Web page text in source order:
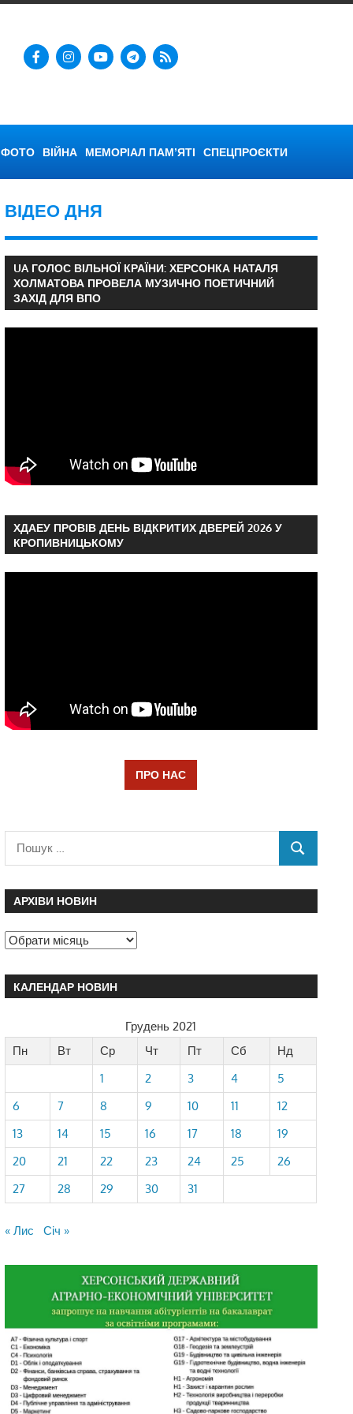
ФОТО ВІЙНА МЕМОРІАЛ ПАМ’ЯТІ СПЕЦПРОЄКТИ
ВІДЕО ДНЯ
UA ГОЛОС ВІЛЬНОЇ КРАЇНИ: ХЕРСОНКА НАТАЛЯ
ХОЛМАТОВА ПРОВЕЛА МУЗИЧНО ПОЕТИЧНИЙ
ЗАХІД ДЛЯ ВПО
ХДАЕУ ПРОВІВ ДЕНЬ ВІДКРИТИХ ДВЕРЕЙ 2026 У
КРОПИВНИЦЬКОМУ
ПРО НАС
АРХІВИ НОВИН
КАЛЕНДАР НОВИН
Грудень 2021
Пн
Вт Ср Чт Пт Сб
Нд
1
2 3 4
5
6
7 8 9 10 11
12
13
14 15 16 17 18
19
20
21 22 23 24 25
26
27
28 29 30 31
« Лис Січ »